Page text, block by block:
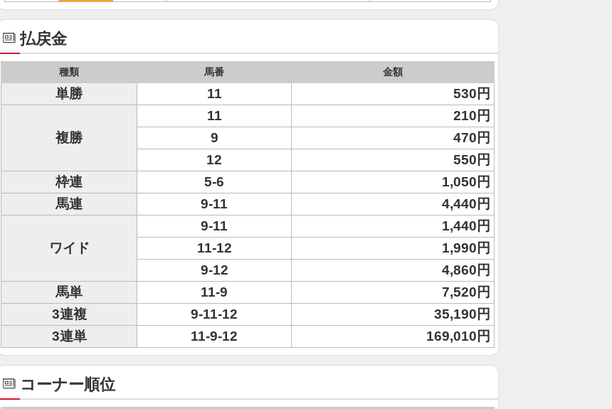
払戻金
種類 馬番 金額
単勝 11 530円
複勝
11
210円
9
470円
12
550円
枠連
5-6
1,050円
馬連
9-11 4,440円
ワイド
9-11
1,440円
11-12
1,990円
9-12
4,860円
馬単
11-9
7,520円
3連複
9-11-12
35,190円
3連単
11-9-12 169,010円
コーナー順位